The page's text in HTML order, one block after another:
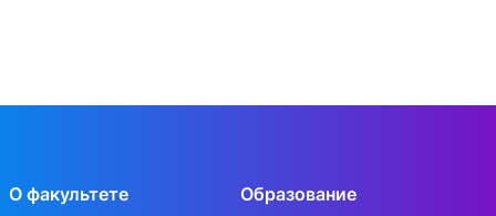
О факультете Образование